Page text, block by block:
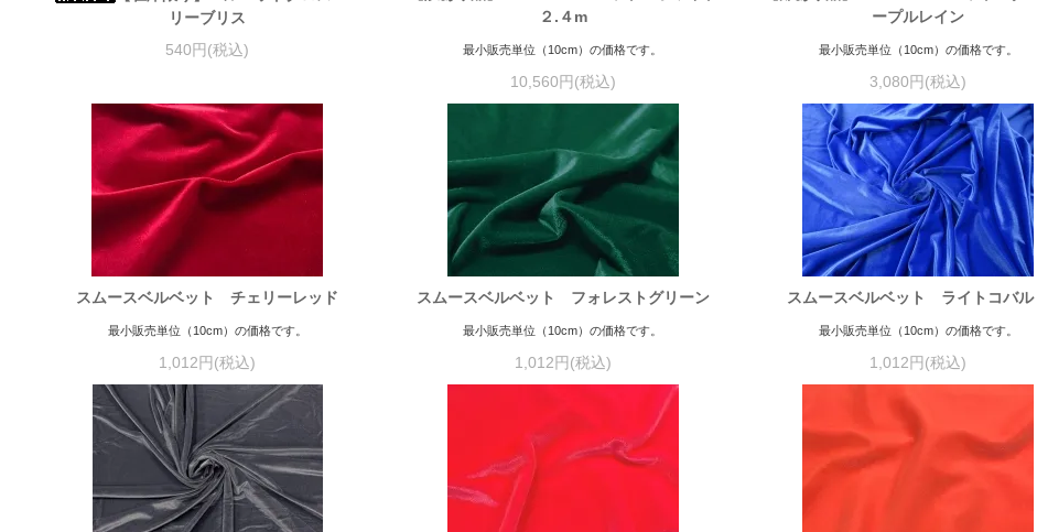
リーブリス
540円(税込)
２.４m
最小販売単位（10cm）の価格です。
10,560円(税込)
ープルレイン
最小販売単位（10cm）の価格です。
3,080円(税込)
スムースベルベット チェリーレッド
最小販売単位（10cm）の価格です。
1,012円(税込)
スムースベルベット フォレストグリーン
最小販売単位（10cm）の価格です。
1,012円(税込)
スムースベルベット ライトコバル
最小販売単位（10cm）の価格です。
1,012円(税込)